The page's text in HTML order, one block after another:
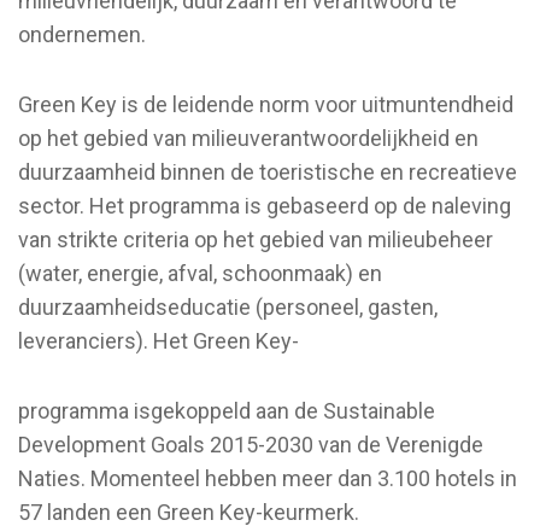
ondernemen.
Green Key is de leidende norm voor uitmuntendheid
op het gebied van milieuverantwoordelijkheid en
duurzaamheid binnen de toeristische en recreatieve
sector. Het programma is gebaseerd op de naleving
van strikte criteria op het gebied van milieubeheer
(water, energie, afval, schoonmaak) en
duurzaamheidseducatie (personeel, gasten,
leveranciers). Het Green Key-
programma isgekoppeld aan de Sustainable
Development Goals 2015-2030 van de Verenigde
Naties. Momenteel hebben meer dan 3.100 hotels in
57 landen een Green Key-keurmerk.